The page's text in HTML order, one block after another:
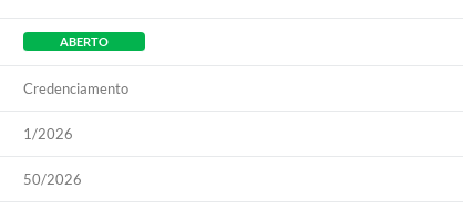
ABERTO
Credenciamento
1/2026
50/2026